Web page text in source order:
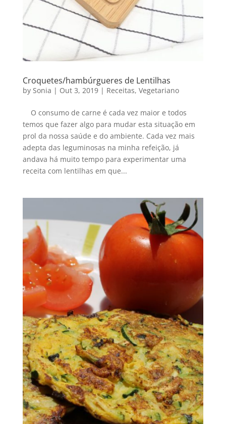
Croquetes/hambúrgueres de Lentilhas
by Sonia | Out 3, 2019| Receitas, Vegetariano
O consumo de carne é cada vez maior e todos
temos que fazer algo para mudar esta situação em
prol da nossa saúde e do ambiente. Cada vez mais
adepta das leguminosas na minha refeição, já
andava há muito tempo para experimentar uma
receita com lentilhas em que...